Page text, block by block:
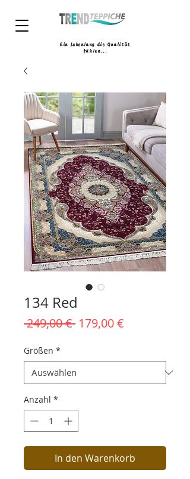
Ein Lebenlang die Qualität
fühlen...
134 Red
249,00 € Standardpreis
179,00 €
Größen *
Anzahl *
In den Warenkorb